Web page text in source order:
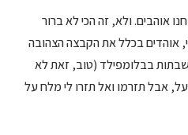
אוהבים. ולא, זה הכי לא ברור
אוהדים בכלל את הקבצה הצהובה
בבלומפילד (טוב, זאת לא
אבל תזרמו ואל תזרו לי מלח על